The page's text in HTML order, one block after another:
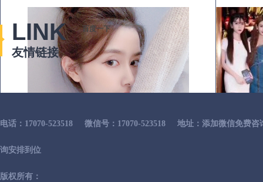
LINK
友情链接
百度一下
电话：17070-523518 微信号：17070-523518 地址：添加微信免费
询安排到位
版权所有：